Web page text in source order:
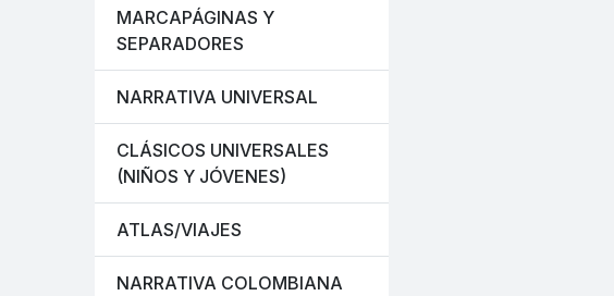
MARCAPÁGINAS Y
SEPARADORES
NARRATIVA UNIVERSAL
CLÁSICOS UNIVERSALES
(NIÑOS Y JÓVENES)
ATLAS/VIAJES
NARRATIVA COLOMBIANA